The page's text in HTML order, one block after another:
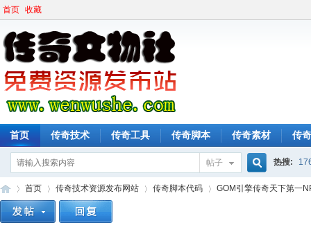
首页 收藏
首页 传奇技术 传奇工具 传奇脚本 传奇素材 传
帖子
搜
热搜:
首页 传奇技术资源发布网站 传奇脚本代码 GOM引擎传奇天下第一